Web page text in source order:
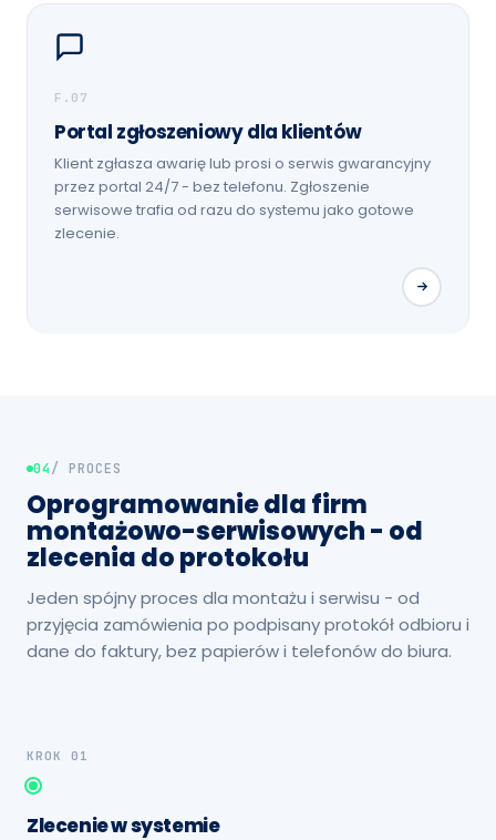
F.07
Portal zgłoszeniowy dla klientów
Klient zgłasza awarię lub prosi o serwis gwarancyjny
przez portal 24/7 - bez telefonu. Zgłoszenie
serwisowe trafia od razu do systemu jako gotowe
zlecenie.
04/ PROCES
Oprogramowanie dla firm
montażowo-serwisowych - od
zlecenia do protokołu
Jeden spójny proces dla montażu i serwisu - od
przyjęcia zamówienia po podpisany protokół odbioru i
dane do faktury, bez papierów i telefonów do biura.
KROK 01
Zlecenie w systemie